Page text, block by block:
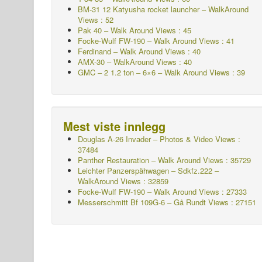
BM-31 12 Katyusha rocket launcher – WalkAround
Views : 52
Pak 40 – Walk Around Views : 45
Focke-Wulf FW-190 – Walk Around Views : 41
Ferdinand – Walk Around Views : 40
AMX-30 – WalkAround Views : 40
GMC – 2 1.2 ton – 6×6 – Walk Around Views : 39
Mest viste innlegg
Douglas A-26 Invader – Photos & Video Views :
37484
Panther Restauration – Walk Around Views : 35729
Leichter Panzerspähwagen – Sdkfz.222 –
WalkAround Views : 32859
Focke-Wulf FW-190 – Walk Around Views : 27333
Messerschmitt Bf 109G-6 – Gå Rundt Views : 27151